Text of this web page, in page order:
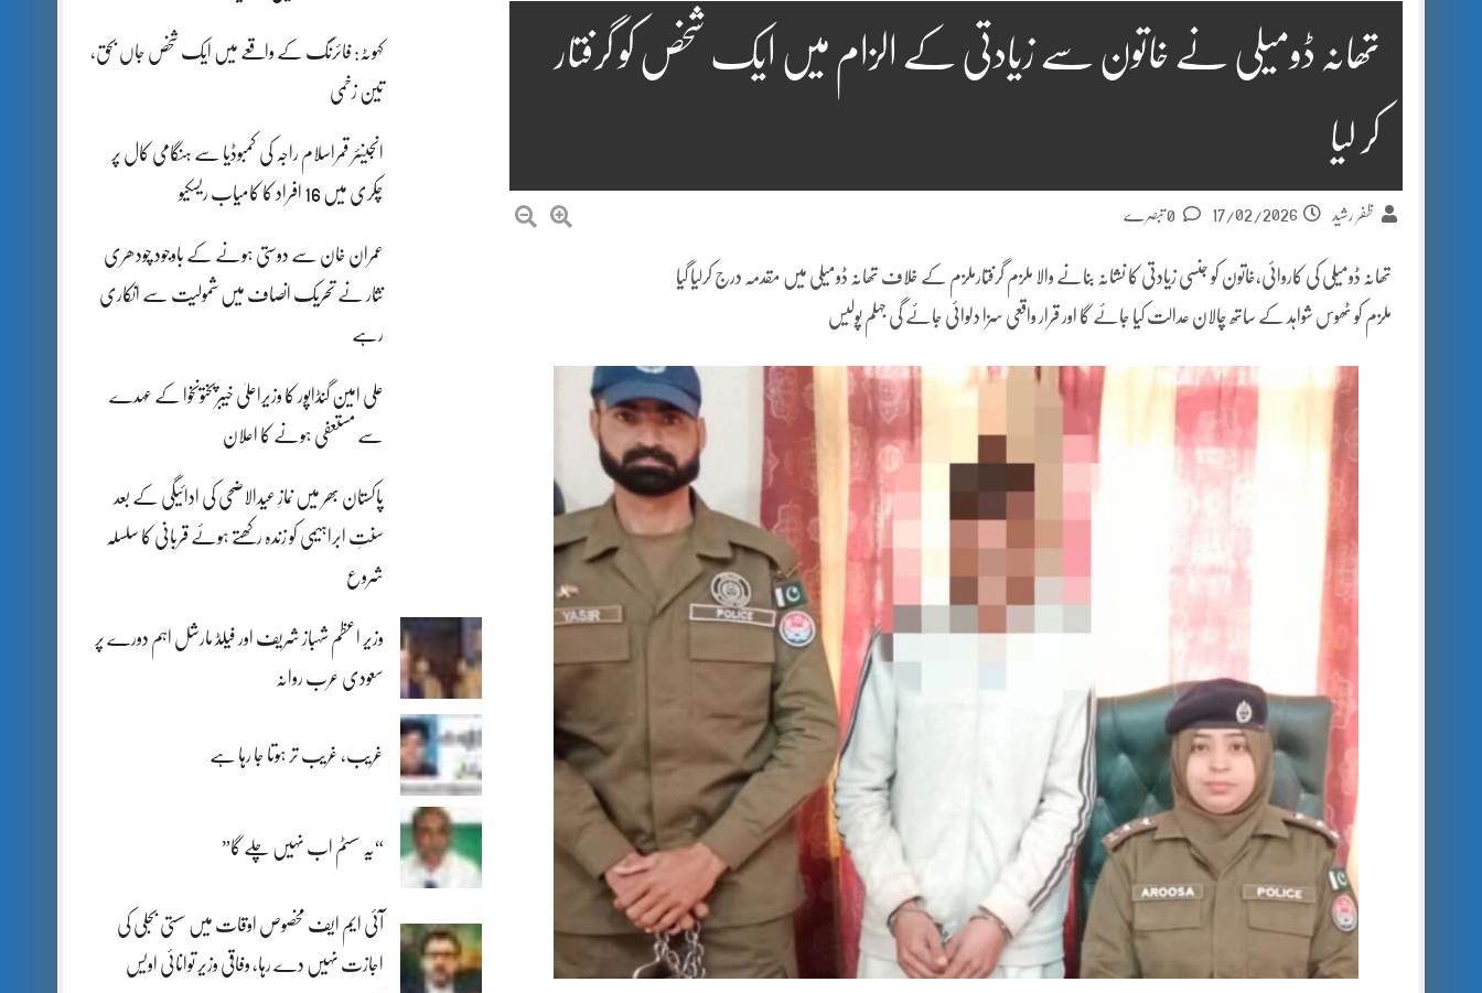
کہوٹہ: فائرنگ کے واقعے میں ایک شخص جاں بحق،
تین زخمی
انجینئر قمراسلام راجہ کی کمبوڈیا سے ہنگامی کال پر
چکری میں 16 افراد کا کامیاب ریسکیو
عمران خان سے دوستی ہونے کے باوجود چودھری
نثار نے تحریک انصاف میں شمولیت سے انکاری
رہے
علی امین گنڈاپور کا وزیراعلیٰ خیبرپختونخوا کے عہدے
سے مستعفی ہونے کا اعلان
پاکستان بھر میں نمازِ عیدالاضحی کی ادائیگی کے بعد
سنتِ ابراہیمی کو زندہ رکھتے ہوئے قربانی کا سلسلہ
شروع
وزیر اعظم شہباز شریف اور فیلڈ مارشل اہم دورے پر
سعودی عرب روانہ
غریب، غریب تر ہوتا جا رہا ہے
“یہ سسٹم اب نہیں چلے گا”
آئی ایم ایف مخصوص اوقات میں سستی بجلی کی
اجازت نہیں دے رہا، وفاقی وزیر توانائی اویس
تھانہ ڈومیلی نے خاتون سے زیادتی کے الزام میں ایک شخص کو گرفتار
کر لیا
ظفر رشید 17/02/2026
تھانہ ڈومیلی کی کاروائی،خاتون کو جنسی زیادتی کا نشانہ بنانے والا ملزم گرفتارملزم کے خلاف تھانہ ڈومیلی میں مقدمہ درج کرلیا گیا
ملزم کو ٹھوس شواہد کے ساتھ چالان عدالت کیا جائے گا اور قرار واقعی سزا دلوائی جائے گی جہلم پولیس